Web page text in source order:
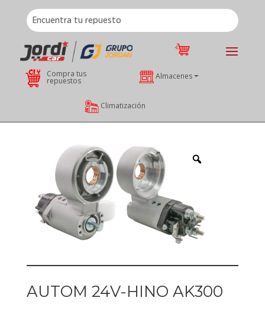
Compra tus
repuestos Almacenes
Climatización
AUTOM 24V-HINO AK300